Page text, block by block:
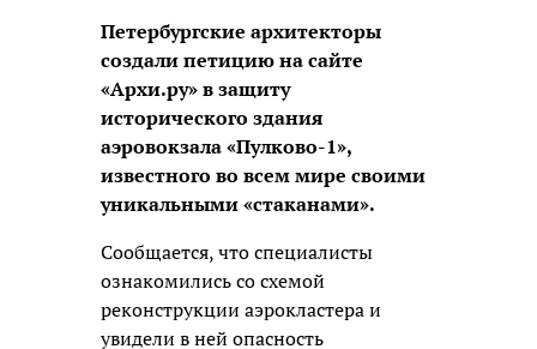
Петербургские архитекторы
создали петицию на сайте
«Архи.ру» в защиту
исторического здания
аэровокзала «Пулково-1»,
известного во всем мире своими
уникальными «стаканами».
Сообщается, что специалисты
ознакомились со схемой
реконструкции аэрокластера и
увидели в ней опасность